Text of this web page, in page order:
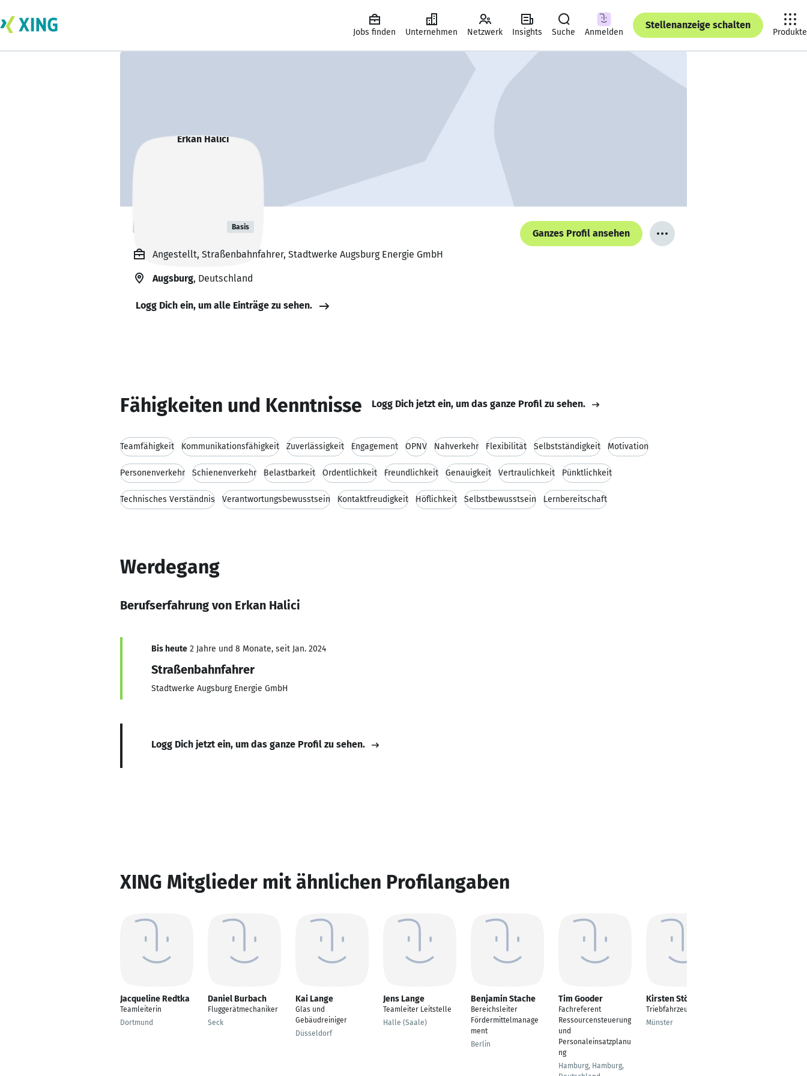
Jobs finden Unternehmen Netzwerk Insights Suche Anmelden
Stellenanzeige schalten
Produkte
Erkan Halici Basis
Ganzes Profil ansehen
Angestellt, Straßenbahnfahrer, Stadtwerke Augsburg Energie GmbH
Augsburg, Deutschland
Logg Dich ein, um alle Einträge zu sehen.
Fähigkeiten und Kenntnisse Logg Dich jetzt ein, um das ganze Profil zu sehen.
Teamfähigkeit Kommunikationsfähigkeit Zuverlässigkeit Engagement ÖPNV Nahverkehr Flexibilität Selbstständigkeit Motivation
Personenverkehr Schienenverkehr Belastbarkeit Ordentlichkeit Freundlichkeit Genauigkeit Vertraulichkeit Pünktlichkeit
Technisches Verständnis Verantwortungsbewusstsein Kontaktfreudigkeit Höflichkeit Selbstbewusstsein Lernbereitschaft
Werdegang
Berufserfahrung von Erkan Halici
Bis heute 2 Jahre und 8 Monate, seit Jan. 2024
Straßenbahnfahrer
Stadtwerke Augsburg Energie GmbH
Logg Dich jetzt ein, um das ganze Profil zu sehen.
XING Mitglieder mit ähnlichen Profilangaben
Jacqueline Redtka
Teamleiterin
Dortmund
Daniel Burbach
Fluggerätmechaniker
Seck
Kai Lange
Glas und
Gebäudreiniger
Düsseldorf
Jens Lange
Teamleiter Leitstelle
Halle (Saale)
Benjamin Stache
Bereichsleiter
Fördermittelmanage
ment
Berlin
Tim Gooder
Fachreferent
Ressourcensteuerung
und
Personaleinsatzplanu
ng
Hamburg, Hamburg,
Kirsten Stöver
Triebfahrzeugführerin
Münster